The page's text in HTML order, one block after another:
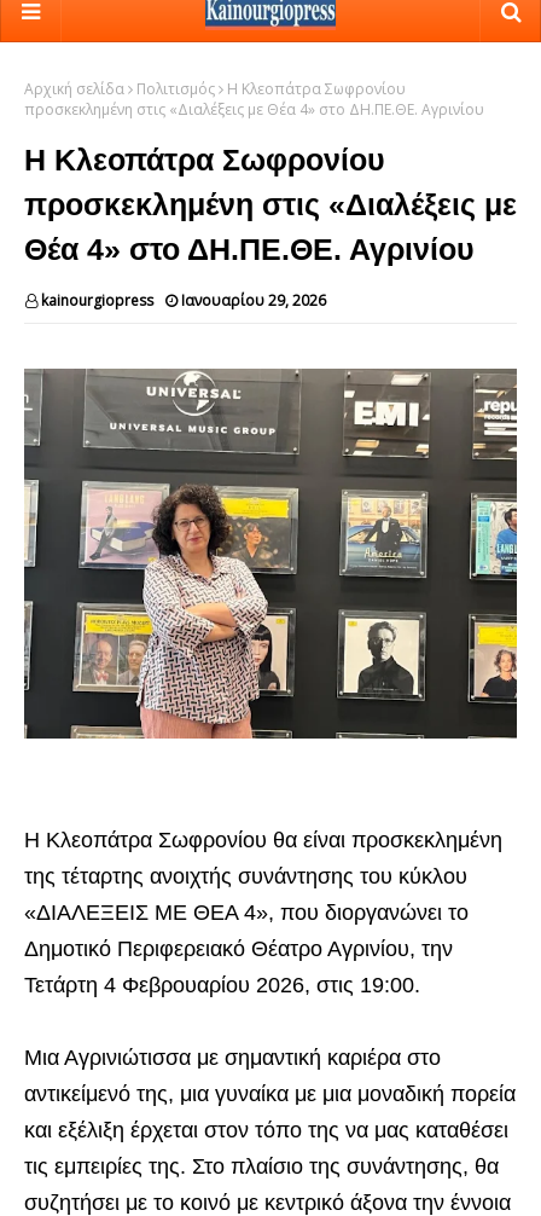
Αρχική σελίδα Πολιτισμός
Η Κλεοπάτρα Σωφρονίου
προσκεκλημένη στις «Διαλέξεις με Θέα 4» στο ΔΗ.ΠΕ.ΘΕ. Αγρινίου
Η Κλεοπάτρα Σωφρονίου
προσκεκλημένη στις «Διαλέξεις με
Θέα 4» στο ΔΗ.ΠΕ.ΘΕ. Αγρινίου
kainourgiopress Ιανουαρίου 29, 2026
Η Κλεοπάτρα Σωφρονίου θα είναι προσκεκλημένη
της τέταρτης ανοιχτής συνάντησης του κύκλου
«ΔΙΑΛΕΞΕΙΣ ΜΕ ΘΕΑ 4», που διοργανώνει το
Δημοτικό Περιφερειακό Θέατρο Αγρινίου, την
Τετάρτη 4 Φεβρουαρίου 2026, στις 19:00.
Μια Αγρινιώτισσα με σημαντική καριέρα στο
αντικείμενό της, μια γυναίκα με μια μοναδική πορεία
και εξέλιξη έρχεται στον τόπο της να μας καταθέσει
τις εμπειρίες της. Στο πλαίσιο της συνάντησης, θα
συζητήσει με το κοινό με κεντρικό άξονα την έννοια